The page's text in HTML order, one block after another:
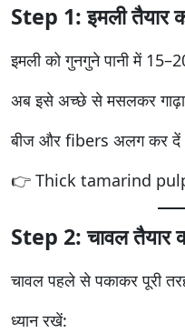
Step 1: इमली तैयार
इमली को गुनगुने पानी में
अब इसे अच्छे से मसलकर
बीज और fibers अलग कर
👉 Thick tamarind
Step 2: चावल तैयार
चावल पहले से पकाकर पूरी
ध्यान रखें: